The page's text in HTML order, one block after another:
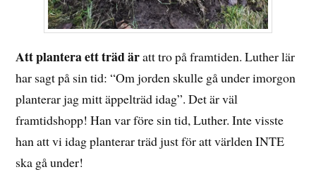
Att plantera ett träd äratt tro på framtiden. Luther lär
har sagtpå sin tid: “Om jorden skulle gå under imorgon
planterar jag mitt äppelträd idag”. Det är väl
framtidshopp! Han var före sin tid, Luther. Inte visste
han att vi idag planterar träd just för att världen INTE
ska gå under!